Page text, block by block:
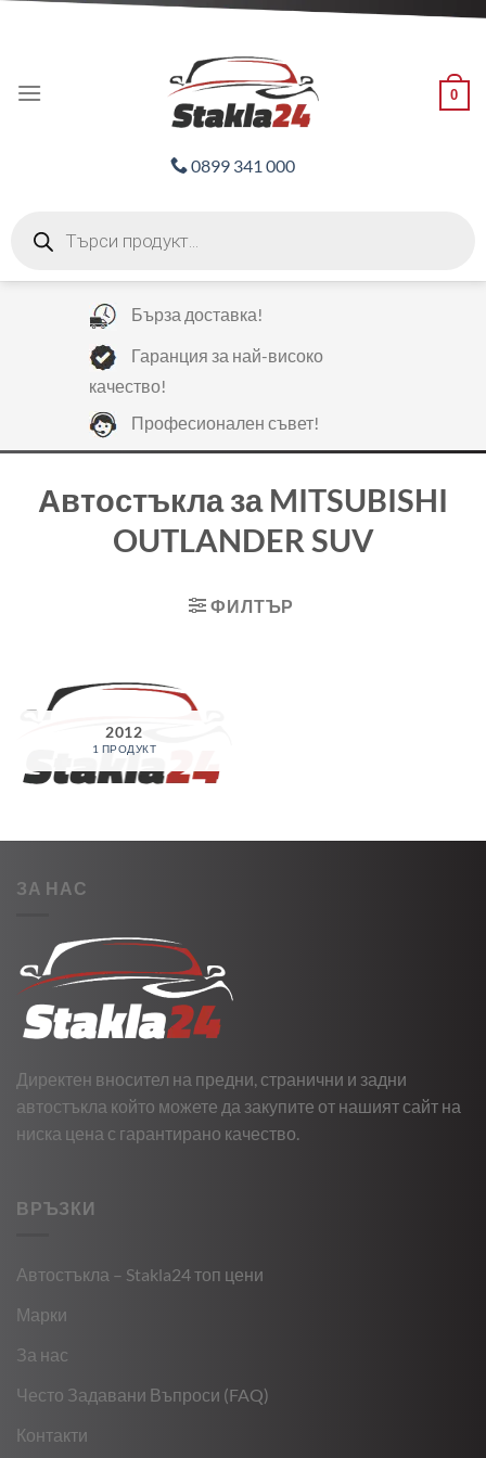
0
0899 341 000
search
Бърза доставка!
Гаранция за най-високо
качество!
Професионален съвет!
Автостъкла за MITSUBISHI
OUTLANDER SUV
ФИЛТЪР
2012
1 ПРОДУКТ
ЗА НАС
Директен вносител на предни, странични и задни
автостъкла който можете да закупите от нашият сайт на
ниска цена с гарантирано качество.
ВРЪЗКИ
Автостъкла – Stakla24 топ цени
Марки
За нас
Често Задавани Въпроси (FAQ)
Контакти